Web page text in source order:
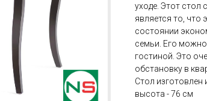
уходе. Этот стол
является то, что
состоянии
семьи. Его можно
гостиной. Это
обстановку в
Стол изготовлен
высота - 76 см